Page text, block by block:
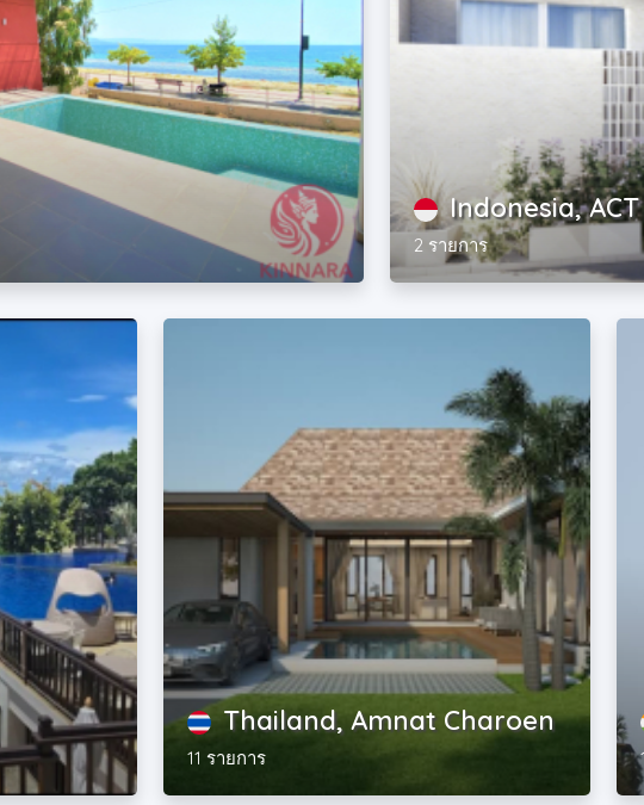
Indonesia, ACT
2 รายการ
Thailand, Amnat Charoen
11 รายการ